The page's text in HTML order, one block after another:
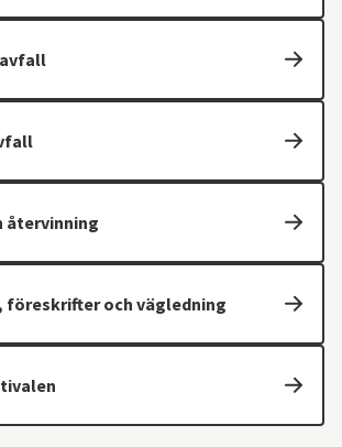
återvinning
föreskrifter och vägledning